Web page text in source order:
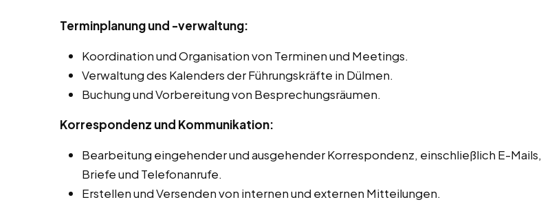
Terminplanung und -verwaltung:
Koordination und Organisation von Terminen und Meetings.
Verwaltung des Kalenders der Führungskräfte in Dülmen.
Buchung und Vorbereitung von Besprechungsräumen.
Korrespondenz und Kommunikation:
Bearbeitung eingehender und ausgehender Korrespondenz, einschließlich E-Mails,
Briefe und Telefonanrufe.
Erstellen und Versenden von internen und externen Mitteilungen.